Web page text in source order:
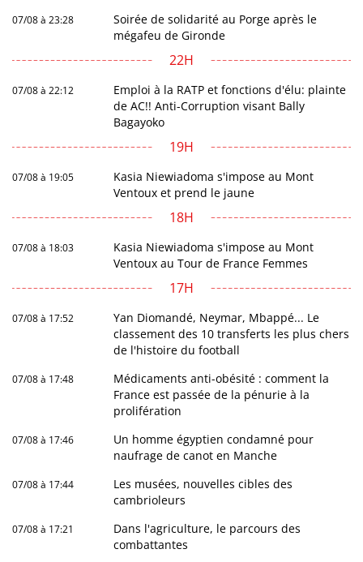
07/08 à 23:28
Soirée de solidarité au Porge après le
mégafeu de Gironde
22H
07/08 à 22:12
Emploi à la RATP et fonctions d'élu: plainte
de AC!! Anti-Corruption visant Bally
Bagayoko
19H
07/08 à 19:05
Kasia Niewiadoma s'impose au Mont
Ventoux et prend le jaune
18H
07/08 à 18:03
Kasia Niewiadoma s'impose au Mont
Ventoux au Tour de France Femmes
17H
07/08 à 17:52
Yan Diomandé, Neymar, Mbappé... Le
classement des 10 transferts les plus chers
de l'histoire du football
07/08 à 17:48
Médicaments anti-obésité : comment la
France est passée de la pénurie à la
prolifération
07/08 à 17:46
Un homme égyptien condamné pour
naufrage de canot en Manche
07/08 à 17:44
Les musées, nouvelles cibles des
cambrioleurs
07/08 à 17:21
Dans l'agriculture, le parcours des
combattantes